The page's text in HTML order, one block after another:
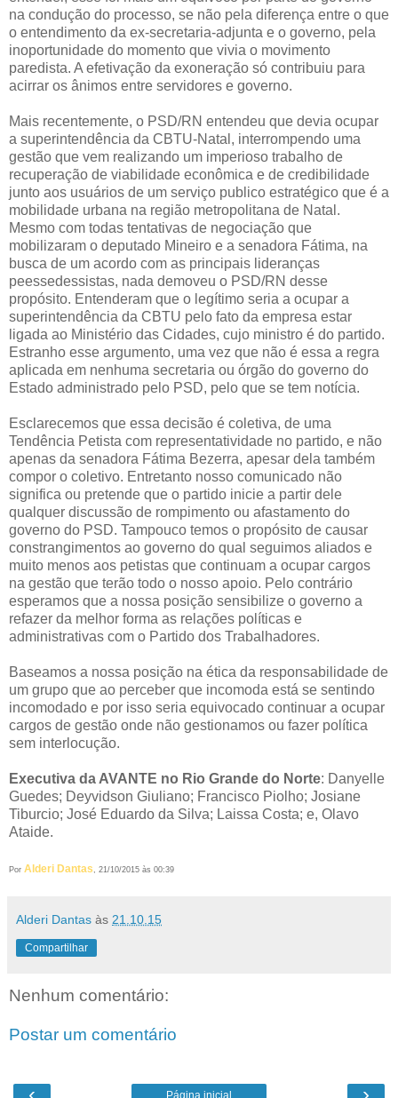
na condução do processo, se não pela diferença entre o que
o entendimento da ex-secretaria-adjunta e o governo, pela
inoportunidade do momento que vivia o movimento
paredista. A efetivação da exoneração só contribuiu para
acirrar os ânimos entre servidores e governo.
Mais recentemente, o PSD/RN entendeu que devia ocupar
a superintendência da CBTU-Natal, interrompendo uma
gestão que vem realizando um imperioso trabalho de
recuperação de viabilidade econômica e de credibilidade
junto aos usuários de um serviço publico estratégico que é a
mobilidade urbana na região metropolitana de Natal.
Mesmo com todas tentativas de negociação que
mobilizaram o deputado Mineiro e a senadora Fátima, na
busca de um acordo com as principais lideranças
peessedessistas, nada demoveu o PSD/RN desse
propósito. Entenderam que o legítimo seria a ocupar a
superintendência da CBTU pelo fato da empresa estar
ligada ao Ministério das Cidades, cujo ministro é do partido.
Estranho esse argumento, uma vez que não é essa a regra
aplicada em nenhuma secretaria ou órgão do governo do
Estado administrado pelo PSD, pelo que se tem notícia.
Esclarecemos que essa decisão é coletiva, de uma
Tendência Petista com representatividade no partido, e não
apenas da senadora Fátima Bezerra, apesar dela também
compor o coletivo. Entretanto nosso comunicado não
significa ou pretende que o partido inicie a partir dele
qualquer discussão de rompimento ou afastamento do
governo do PSD. Tampouco temos o propósito de causar
constrangimentos ao governo do qual seguimos aliados e
muito menos aos petistas que continuam a ocupar cargos
na gestão que terão todo o nosso apoio. Pelo contrário
esperamos que a nossa posição sensibilize o governo a
refazer da melhor forma as relações políticas e
administrativas com o Partido dos Trabalhadores.
Baseamos a nossa posição na ética da responsabilidade de
um grupo que ao perceber que incomoda está se sentindo
incomodado e por isso seria equivocado continuar a ocupar
cargos de gestão onde não gestionamos ou fazer política
sem interlocução.
Executiva da AVANTE no Rio Grande do Norte: Danyelle
Guedes; Deyvidson Giuliano; Francisco Piolho; Josiane
Tiburcio; José Eduardo da Silva; Laissa Costa; e, Olavo
Ataide.
Por Alderi Dantas, 21/10/2015 às 00:39
Alderi Dantas às 21.10.15
Compartilhar
Nenhum comentário:
Postar um comentário